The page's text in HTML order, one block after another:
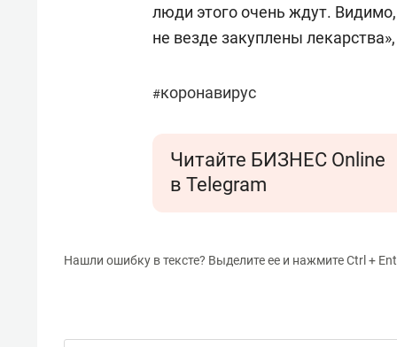
люди этого очень ждут.
не везде закуплены
#коронавирус
Читайте БИЗНЕС Online
в Telegram
Нашли ошибку в тексте? Выделите ее и нажмите Ctrl +